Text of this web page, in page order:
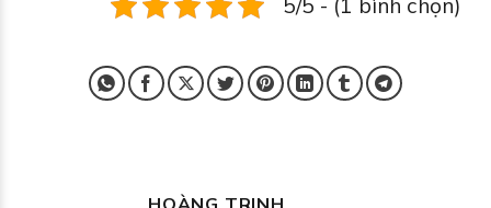
HOÀNG TRINH